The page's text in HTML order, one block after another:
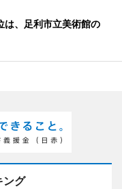
は、足利市立美術館の
ング